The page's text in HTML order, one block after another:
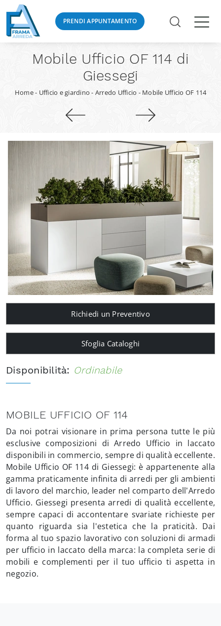
PRENDI APPUNTAMENTO
Mobile Ufficio OF 114 di
Giessegi
Home- Ufficio e giardino - Arredo Ufficio - Mobile Ufficio OF 114
Richiedi un Preventivo
Sfoglia Cataloghi
Disponibilità: Ordinabile
MOBILE UFFICIO OF 114
Da noi potrai visionare in prima persona tutte le più
esclusive composizioni di Arredo Ufficio in laccato
disponibili in commercio, sempre di qualità eccellente.
Mobile Ufficio OF 114 di Giessegi: è appartenente alla
gamma praticamente infinita di arredi per gli ambienti
di lavoro del marchio, leader nel comparto dell’Arredo
Ufficio. Giessegi presenta arredi di qualità eccellente,
sempre capaci di accontentare svariate richieste per
quanto riguarda sia l'estetica che la praticità. Dai
forma al tuo spazio lavorativo con soluzioni di armadi
per ufficio in laccato della marca: la completa serie di
mobili e complementi per il tuo ufficio ti aspetta in
negozio.